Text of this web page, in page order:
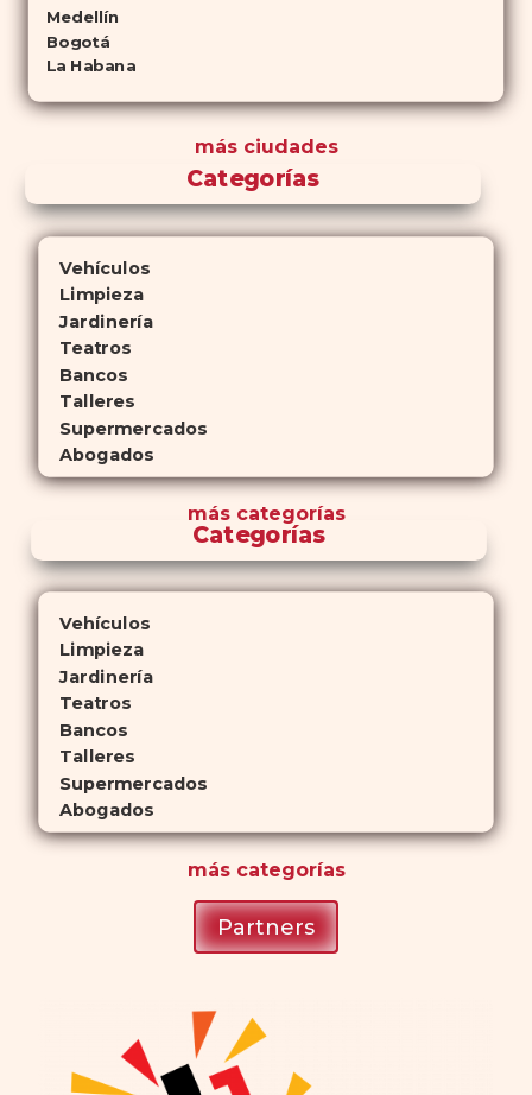
Medellín
Bogotá
La Habana
más ciudades
Categorías
Vehículos
Limpieza
Jardinería
Teatros
Bancos
Talleres
Supermercados
Abogados
máscategorías
Categorías
Vehículos
Limpieza
Jardinería
Teatros
Bancos
Talleres
Supermercados
Abogados
máscategorías
Partners